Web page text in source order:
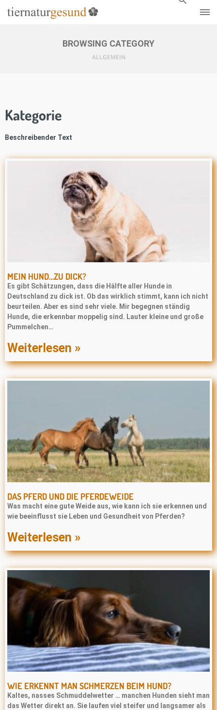
BROWSING CATEGORY
ALLGEMEIN
Kategorie
Beschreibender Text
MEIN HUND…ZU DICK?
Es gibt Schätzungen, dass die Hälfte aller Hunde in
Deutschland zu dick ist. Ob das wirklich stimmt, kann ich nicht
beurteilen. Aber es sind sehr viele. Mir begegnen ständig
Hunde, die erkennbar moppelig sind. Lauter kleine und große
Pummelchen…
Weiterlesen »
DAS PFERD UND DIE PFERDEWEIDE
Was macht eine gute Weide aus, wie kann ich sie erkennen und
wie beeinflusst sie Leben und Gesundheit von Pferden?
Weiterlesen »
WIE ERKENNT MAN SCHMERZEN BEIM HUND?
Kaltes, nasses Schmuddelwetter … manchen Hunden sieht man
das Wetter direkt an. Sie laufen viel steifer und langsamer als